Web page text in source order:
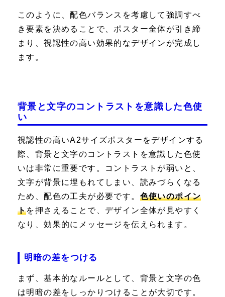
このように、配色バランスを考慮して強調すべ
き要素を決めることで、ポスター全体が引き締
まり、視認性の高い効果的なデザインが完成し
ます。
背景と文字のコントラストを意識した色使
い
視認性の高いA2サイズポスターをデザインする
際、背景と文字のコントラストを意識した色使
いは非常に重要です。コントラストが弱いと、
文字が背景に埋もれてしまい、読みづらくなる
ため、配色の工夫が必要です。 色使いのポイン
トを押さえることで、デザイン全体が見やすく
なり、効果的にメッセージを伝えられます。
明暗の差をつける
まず、基本的なルールとして、背景と文字の色
は明暗の差をしっかりつけることが大切です。